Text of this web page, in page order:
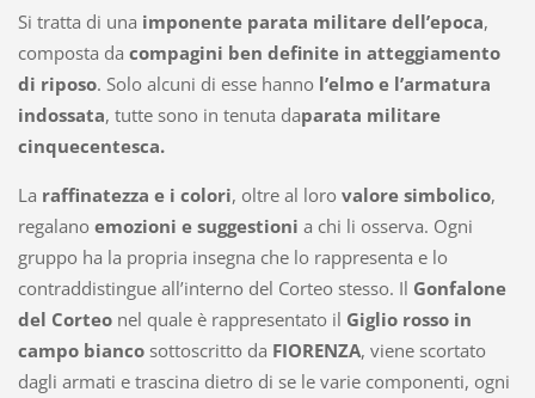
Si tratta di una imponente parata militare dell’epoca,
composta da compagini ben definite in atteggiamento
di riposo. Soloalcuni di esse hanno l’elmo e l’armatura
indossata, tutte sonoin tenuta daparata militare
cinquecentesca.
La raffinatezza e i colori, oltre al loro valore simbolico,
regalano emozioni e suggestioni a chi li osserva. Ogni
gruppo ha la propria insegna che lo rappresenta e lo
contraddistingue all’interno del Corteo stesso. Il Gonfalone
del Corteonel quale è rappresentato il Giglio rosso in
campo biancosottoscritto da FIORENZA, viene scortato
dagli armati e trascina dietro di se le varie componenti, ogni